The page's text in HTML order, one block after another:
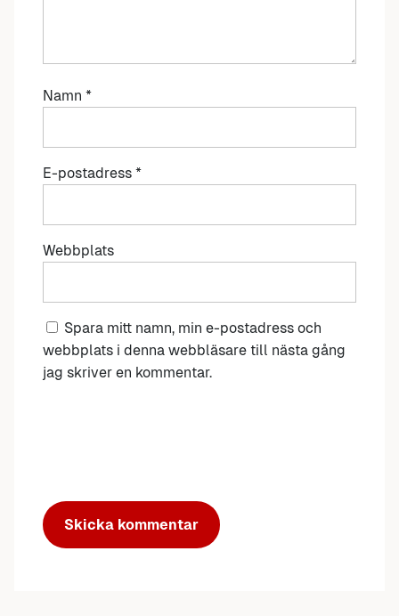
Namn *
E-postadress *
Webbplats
Spara mitt namn, min e-postadress och
webbplats i denna webbläsare till nästa gång
jag skriver en kommentar.